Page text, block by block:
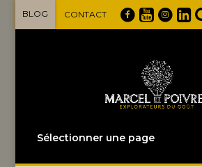
BLOG CONTACT
Sélectionner une page